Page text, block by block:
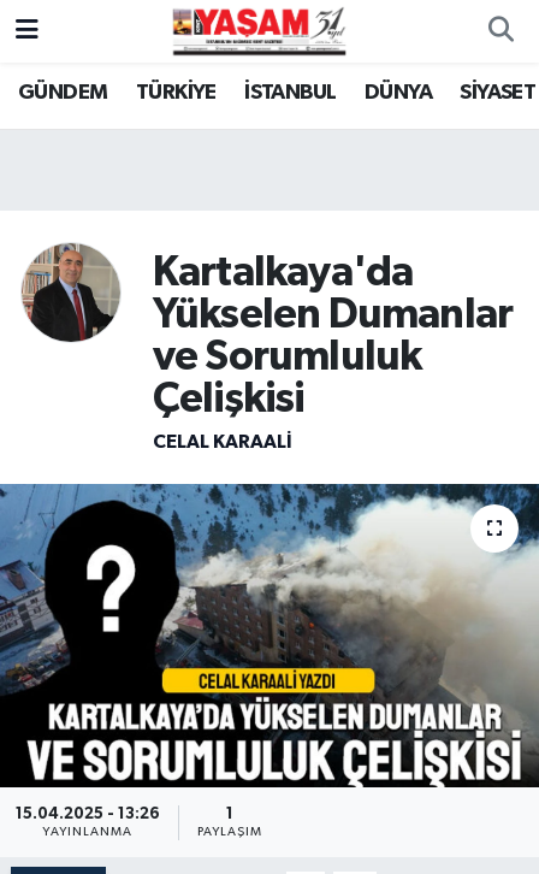
GÜNDEM TÜRKİYE İSTANBUL DÜNYA SİYASET
Kartalkaya'da
Yükselen Dumanlar
ve Sorumluluk
Çelişkisi
CELAL KARAALİ
15.04.2025 - 13:26
YAYINLANMA
1
PAYLAŞIM